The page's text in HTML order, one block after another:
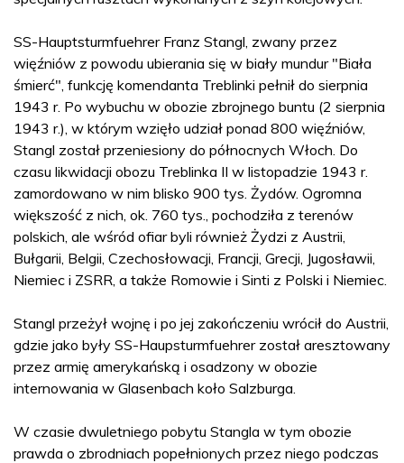
SS-Hauptsturmfuehrer Franz Stangl, zwany przez
więźniów z powodu ubierania się w biały mundur "Biała
śmierć", funkcję komendanta Treblinki pełnił do sierpnia
1943 r. Po wybuchu w obozie zbrojnego buntu (2 sierpnia
1943 r.), w którym wzięło udział ponad 800 więźniów,
Stangl został przeniesiony do północnych Włoch. Do
czasu likwidacji obozu Treblinka II w listopadzie 1943 r.
zamordowano w nim blisko 900 tys. Żydów. Ogromna
większość z nich, ok. 760 tys., pochodziła z terenów
polskich, ale wśród ofiar byli również Żydzi z Austrii,
Bułgarii, Belgii, Czechosłowacji, Francji, Grecji, Jugosławii,
Niemiec i ZSRR, a także Romowie i Sinti z Polski i Niemiec.
Stangl przeżył wojnę i po jej zakończeniu wrócił do Austrii,
gdzie jako były SS-Haupsturmfuehrer został aresztowany
przez armię amerykańską i osadzony w obozie
internowania w Glasenbach koło Salzburga.
W czasie dwuletniego pobytu Stangla w tym obozie
prawda o zbrodniach popełnionych przez niego podczas